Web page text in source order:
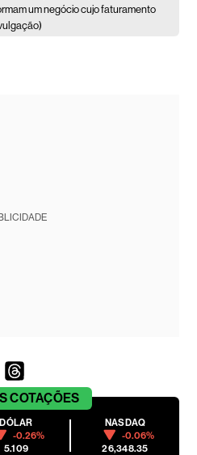
um negócio cujo faturamento
COTAÇÕES
DÓLAR
-0.26%
5.109
NASDAQ
-0.06%
26,348.35